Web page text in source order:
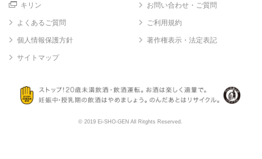
キリン お問い合わせ・ご質問
よくあるご質問 ご利用規約
個人情報保護方針 著作権表示・法定表記
サイトマップ
© 2019 Ei-SHO-GEN All Ritghts Reserved.